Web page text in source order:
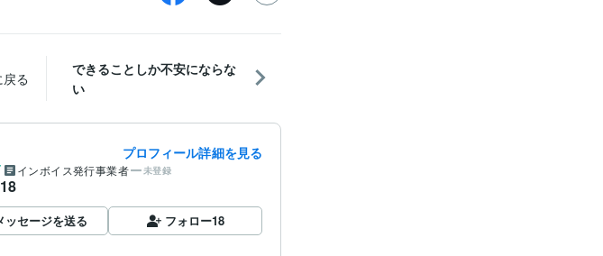
る
できることしか不安にならな
い
プロフィール詳細を見る
インボイス発行事業者 未登録
18
ッセージを送る フォロー18